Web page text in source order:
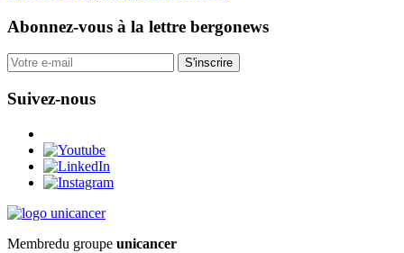
Abonnez-vous à la lettre bergonews
S'inscrire
Suivez-nous
Membredu groupe unicancer